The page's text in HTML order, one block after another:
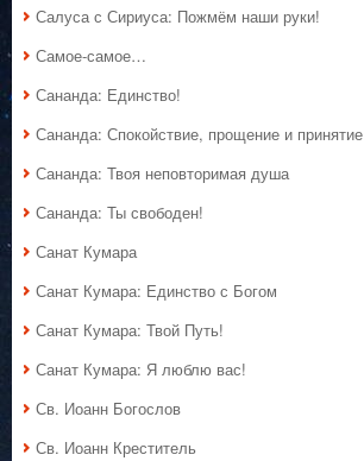
Салуса с Сириуса: Пожмём наши руки!
Самое-самое…
Сананда: Единство!
Сананда: Спокойствие, прощение и принятие
Сананда: Твоя неповторимая душа
Сананда: Ты свободен!
Санат Кумара
Санат Кумара: Единство с Богом
Санат Кумара: Твой Путь!
Санат Кумара: Я люблю вас!
Св. Иоанн Богослов
Св. Иоанн Креститель